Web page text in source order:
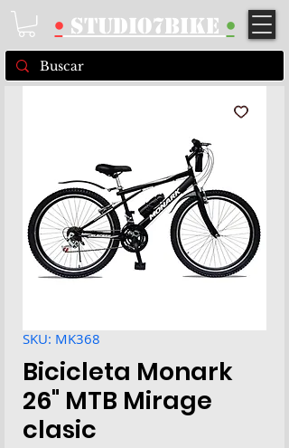
•STUDIO7BIKE •
SKU: MK368
Bicicleta Monark
26" MTB Mirage
clasic